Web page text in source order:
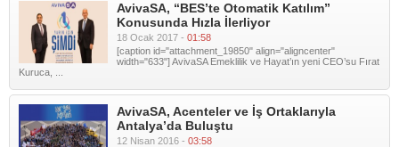
AvivaSA, “BES’te Otomatik Katılım”
Konusunda Hızla İlerliyor
18 Ocak 2017 - 01:58
[caption id="attachment_19850" align="aligncenter"
width="633"] AvivaSA Emeklilik ve Hayat’ın yeni CEO’su Fırat
Kuruca, ...
AvivaSA, Acenteler ve İş Ortaklarıyla
Antalya’da Buluştu
12 Nisan 2016 - 03:58